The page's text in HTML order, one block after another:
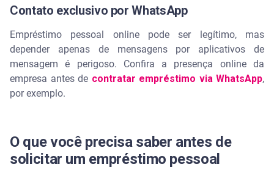
Contato exclusivo por WhatsApp
Empréstimo pessoal online pode ser legítimo, mas
depender apenas de mensagens por aplicativos de
mensagem é perigoso. Confira a presença online da
empresa antes de contratar empréstimo via WhatsApp,
por exemplo.
O que você precisa saber antes de
solicitar um empréstimo pessoal